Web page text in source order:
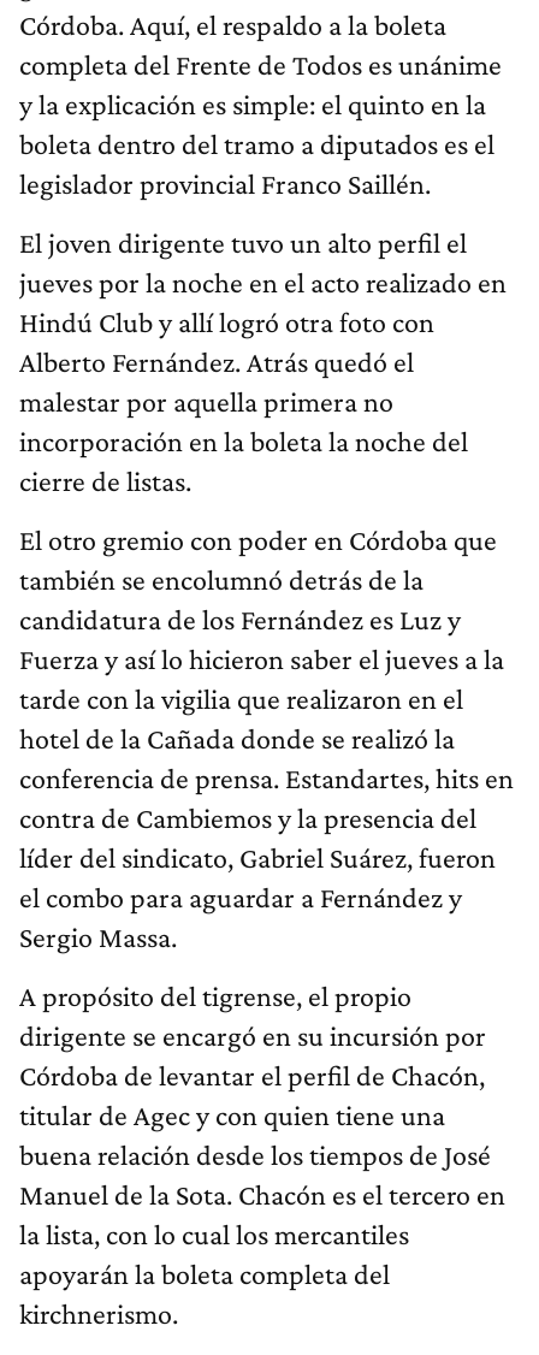
Córdoba. Aquí, el respaldo a la boleta
completa del Frente de Todos es unánime
y la explicación es simple: el quinto en la
boleta dentro del tramo a diputados es el
legislador provincial Franco Saillén.
El joven dirigente tuvo un alto perfil el
jueves por la noche en el acto realizado en
Hindú Club y allí logró otra foto con
Alberto Fernández. Atrás quedó el
malestar por aquella primera no
incorporación en la boleta la noche del
cierre de listas.
El otro gremio con poder en Córdoba que
también se encolumnó detrás de la
candidatura de los Fernández es Luz y
Fuerza y así lo hicieron saber el jueves a la
tarde con la vigilia que realizaron en el
hotel de la Cañada donde se realizó la
conferencia de prensa. Estandartes, hits en
contra de Cambiemos y la presencia del
líder del sindicato, Gabriel Suárez, fueron
el combo para aguardar a Fernández y
Sergio Massa.
A propósito del tigrense, el propio
dirigente se encargó en su incursión por
Córdoba de levantar el perfil de Chacón,
titular de Agec y con quien tiene una
buena relación desde los tiempos de José
Manuel de la Sota. Chacón es el tercero en
la lista, con lo cual los mercantiles
apoyarán la boleta completa del
kirchnerismo.